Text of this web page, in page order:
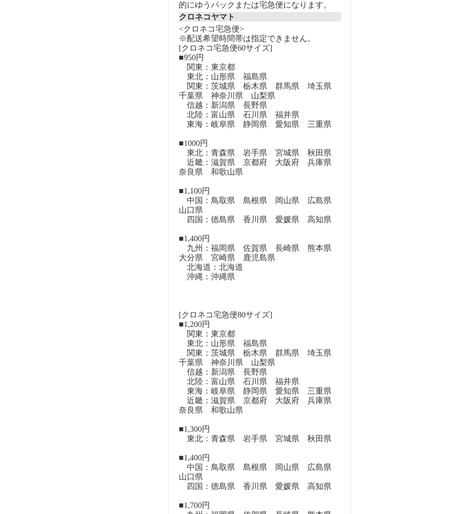
的にゆうパックまたは宅急便になります。
クロネコヤマト
<クロネコ宅急便>
※配送希望時間帯は指定できません。
[クロネコ宅急便60サイズ]
■950円
関東：東京都
東北：山形県 福島県
関東：茨城県 栃木県 群馬県 埼玉県
千葉県 神奈川県 山梨県
信越：新潟県 長野県
北陸：富山県 石川県 福井県
東海：岐阜県 静岡県 愛知県 三重県
■1000円
東北：青森県 岩手県 宮城県 秋田県
近畿：滋賀県 京都府 大阪府 兵庫県
奈良県 和歌山県
■1,100円
中国：鳥取県 島根県 岡山県 広島県
山口県
四国：徳島県 香川県 愛媛県 高知県
■1,400円
九州：福岡県 佐賀県 長崎県 熊本県
大分県 宮崎県 鹿児島県
北海道：北海道
沖縄：沖縄県
[クロネコ宅急便80サイズ]
■1,200円
関東：東京都
東北：山形県 福島県
関東：茨城県 栃木県 群馬県 埼玉県
千葉県 神奈川県 山梨県
信越：新潟県 長野県
北陸：富山県 石川県 福井県
東海：岐阜県 静岡県 愛知県 三重県
近畿：滋賀県 京都府 大阪府 兵庫県
奈良県 和歌山県
■1,300円
東北：青森県 岩手県 宮城県 秋田県
■1,400円
中国：鳥取県 島根県 岡山県 広島県
山口県
四国：徳島県 香川県 愛媛県 高知県
■1,700円